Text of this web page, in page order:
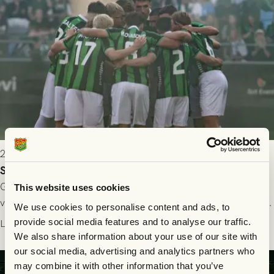
This website uses cookies
We use cookies to personalise content and ads, to
provide social media features and to analyse our traffic.
We also share information about your use of our site with
our social media, advertising and analytics partners who
may combine it with other information that you’ve
2026-07-24 16:40
Seger i första kvalmatchen mot FC Nordsjælland
GAIS dominerade i första halvlek och skapade fler chanser,
välförtjänt fick de in ett ledningsmål strax innan halvtid. Efter
halvtidsvilan sjönk tempot när Nordsjälland tilläts ha mer av
bollen, men GAIS försvarade sig disciplinerat och säkrade en
seger! Matchfoto: Mikael Josefsson & Lasse Ekström
Läs mer